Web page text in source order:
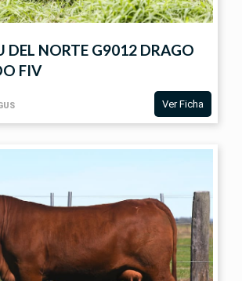
FICHA
DEL NORTE G9012 DRAGO
FIV
Ver Ficha